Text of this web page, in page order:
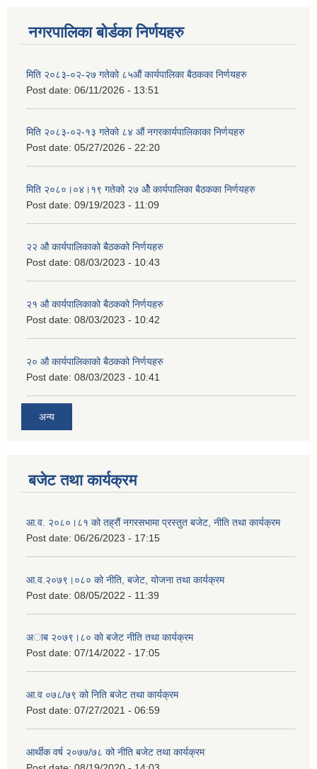
नगरपालिका बोर्डका निर्णयहरु
मिति २०८३-०२-२७ गतेको ८५औं कार्यपालिका बैठकका निर्णयहरु
Post date: 06/11/2026 - 13:51
मिति २०८३-०२-१३ गतेको ८४ औं नगरकार्यपालिकाका निर्णयहरु
Post date: 05/27/2026 - 22:20
मिति २०८०।०४।१९ गतेको २७ ‌‍‌ओेै कार्यपालिका बैठकका निर्णयहरु
Post date: 09/19/2023 - 11:09
२‍२ औ कार्यपालिकाको बैठकको निर्णयहरु
Post date: 08/03/2023 - 10:43
२‍१ औ कार्यपालिकाको बैठकको निर्णयहरु
Post date: 08/03/2023 - 10:42
२‍० औ कार्यपालिकाको बैठकको निर्णयहरु
Post date: 08/03/2023 - 10:41
अन्य
बजेट तथा कार्यक्रम
आ.व. २०८०।८१ को तह्रौं नगरसभामा प्रस्तुत बजेट, नीति तथा कार्यक्रम
Post date: 06/26/2023 - 17:15
आ.व.२०७९।०८० को नीति, बजेट, योजना तथा कार्यक्रम
Post date: 08/05/2022 - 11:39
अाब २०७९।८० काे बजेट नीति तथा कार्यक्रम
Post date: 07/14/2022 - 17:05
आ.व ०७८/७९ को निति बजेट तथा कार्यक्रम
Post date: 07/27/2021 - 06:59
आर्थीक वर्ष २०७७/७८ को नीति बजेट तथा कार्यक्रम